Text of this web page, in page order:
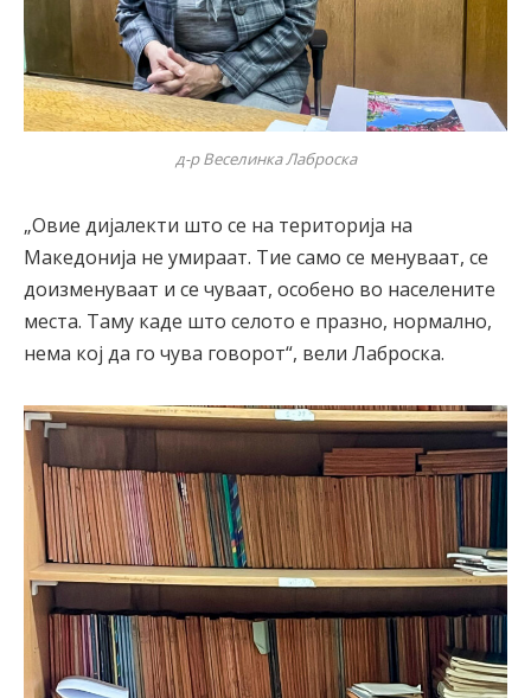
д-р Веселинка Лаброска
„Овие дијалекти што се на територија на
Македонија не умираат. Тие само се менуваат, се
доизменуваат и се чуваат, особено во населените
места. Таму каде што селото е празно, нормално,
нема кој да го чува говорот“, вели Лаброска.